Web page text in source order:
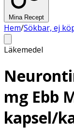
Mina Recept
Hem/Sökbar, ej
Läkemedel
mg Ebb
kapsel/